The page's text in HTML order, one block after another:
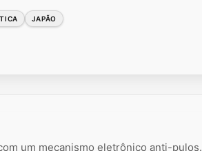
JAPÃO
um mecanismo eletrônico anti-pulos.